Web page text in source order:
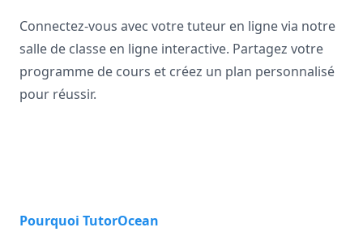
Connectez-vous avec votre tuteur en ligne via notre
salle de classe en ligne interactive. Partagez votre
programme de cours et créez un plan personnalisé
pour réussir.
Pourquoi TutorOcean